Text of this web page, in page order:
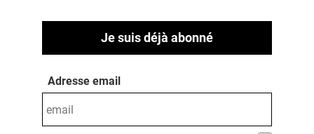
Je suis déjà abonné
Adresse email